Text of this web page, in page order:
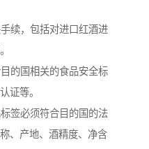
续，包括对进口红酒进
的国相关的食品安全标
证等。
签必须符合目的国的法
、产地、酒精度、净含